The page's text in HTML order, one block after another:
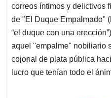
correos íntimos y delictivos
de "El Duque Empalmado"
“el duque con una
aquel "empalme" nobiliario
cojonal de plata pública
lucro que tenían todo el